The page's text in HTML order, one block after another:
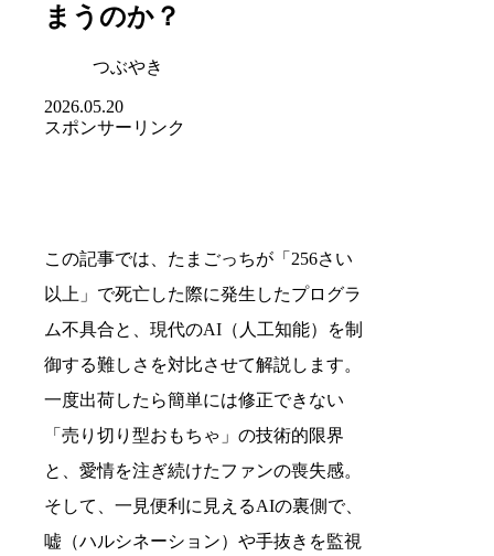
まうのか？
つぶやき
2026.05.20
スポンサーリンク
この記事では、たまごっちが「256さい
以上」で死亡した際に発生したプログラ
ム不具合と、現代のAI（人工知能）を制
御する難しさを対比させて解説します。
一度出荷したら簡単には修正できない
「売り切り型おもちゃ」の技術的限界
と、愛情を注ぎ続けたファンの喪失感。
そして、一見便利に見えるAIの裏側で、
嘘（ハルシネーション）や手抜きを監視